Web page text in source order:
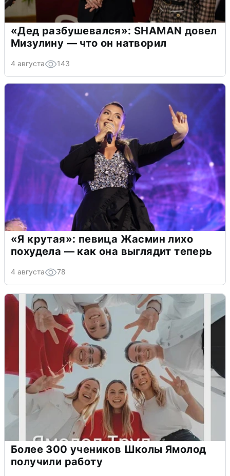
«Дед разбушевался»: SHAMAN довел
Мизулину — что он натворил
4 августа 143
«Я крутая»: певица Жасмин лихо
похудела — как она выглядит теперь
4 августа 78
Более 300 учеников Школы Ямолод
получили работу